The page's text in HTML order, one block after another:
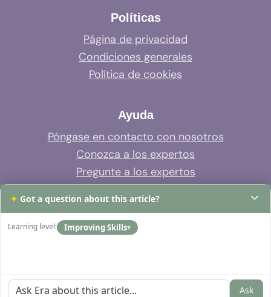
Políticas
Página de privacidad
Condiciones generales
Política de cookies
Ayuda
Póngase en contacto con nosotros
Conozca a los expertos
Pregunte a los expertos
Soporte del sistema
Preguntas frecuentes
✦ Got a question about this article?
Learning level: Improving Skills▾
Ask